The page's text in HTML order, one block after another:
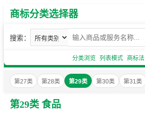
商标分类选择器
搜索：
分类浏览 列表模式 商标法
第27类 第28类 第29类 第30类 第31类
第29类 食品